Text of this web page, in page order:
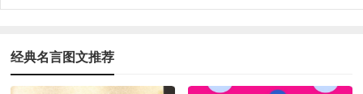
经典名言图文推荐